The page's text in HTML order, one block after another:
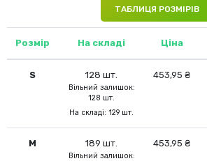
ТАБЛИЦЯ РОЗМІРІВ
Розмір На складі Ціна
S 128 шт.
Вільний залишок:
128 шт.
На складі: 129 шт.
453,95 ₴
M 189 шт.
Вільний залишок:
453,95 ₴